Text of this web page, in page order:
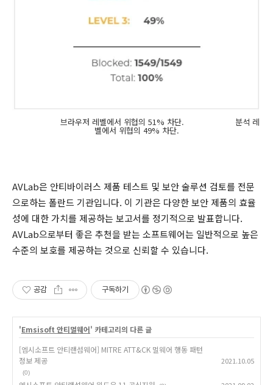
브라우저 레벨에서 위협의 51% 차단. 분석 레
벨에서 위협의 49% 차단.
AVLab은 안티바이러스 제품 테스트 및 보안 술루션 검토를 전문
으로하는 폴란드 기관입니다. 이 기관은 다양한 보안 제품의 효율
성에 대한 가치를 제공하는 보고서를 정기적으로 발표합니다.
AVLab으로부터 좋은 추천을 받는 소프트웨어는 일반적으로 높은
수준의 보호를 제공하는 것으로 신뢰할 수 있습니다.
공감 구독하기
'Emsisoft 안티멀웨어' 카테고리의 다른 글
[엠시소프트 안티랜섬웨어] MITRE ATT&CK 멀웨어 행동 패턴
정보 제공
(0)
2021.10.05